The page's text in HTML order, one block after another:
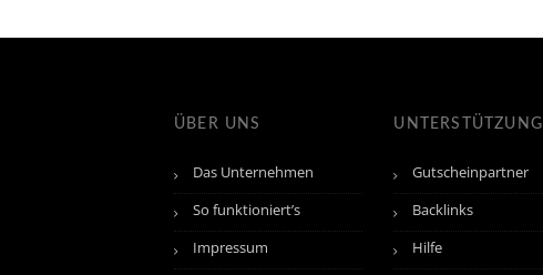
ÜBER UNS
Das Unternehmen
So funktioniert’s
Impressum
UNTERSTÜTZUNG
Gutscheinpartner
Backlinks
Hilfe